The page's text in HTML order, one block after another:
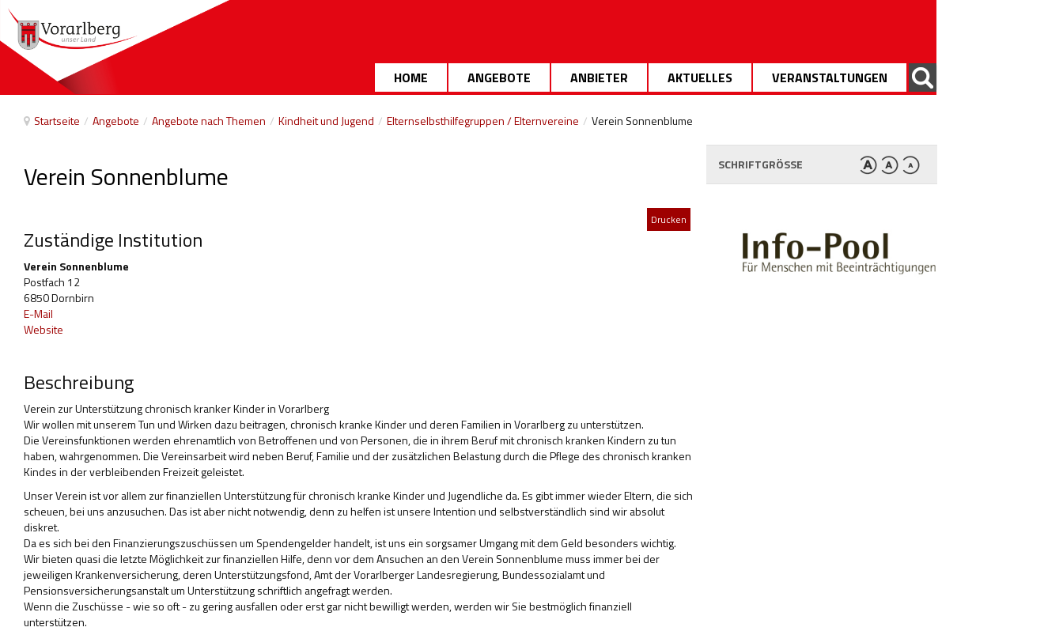
HOME ANGEBOTE ANBIETER AKTUELLES VERANSTALTUNGEN
Startseite / Angebote / Angebote nach Themen / Kindheit und Jugend / Elternselbsthilfegruppen / Elternvereine / Verein Sonnenblume
Verein Sonnenblume
Drucken
Zuständige Institution
Verein Sonnenblume
Postfach 12
6850 Dornbirn
E-Mail
Website
Beschreibung
Verein zur Unterstützung chronisch kranker Kinder in Vorarlberg
Wir wollen mit unserem Tun und Wirken dazu beitragen, chronisch kranke Kinder und deren Familien in Vorarlberg zu unterstützen.
Die Vereinsfunktionen werden ehrenamtlich von Betroffenen und von Personen, die in ihrem Beruf mit chronisch kranken Kindern zu tun
haben, wahrgenommen. Die Vereinsarbeit wird neben Beruf, Familie und der zusätzlichen Belastung durch die Pflege des chronisch kranken
Kindes in der verbleibenden Freizeit geleistet.
Unser Verein ist vor allem zur finanziellen Unterstützung für chronisch kranke Kinder und Jugendliche da. Es gibt immer wieder Eltern, die sich
scheuen, bei uns anzusuchen. Das ist aber nicht notwendig, denn zu helfen ist unsere Intention und selbstverständlich sind wir absolut
diskret.
Da es sich bei den Finanzierungszuschüssen um Spendengelder handelt, ist uns ein sorgsamer Umgang mit dem Geld besonders wichtig.
Wir bieten quasi die letzte Möglichkeit zur finanziellen Hilfe, denn vor dem Ansuchen an den Verein Sonnenblume muss immer bei der
jeweiligen Krankenversicherung, deren Unterstützungsfond, Amt der Vorarlberger Landesregierung, Bundessozialamt und
Pensionsversicherungsanstalt um Unterstützung schriftlich angefragt werden.
Wenn die Zuschüsse - wie so oft - zu gering ausfallen oder erst gar nicht bewilligt werden, werden wir Sie bestmöglich finanziell
unterstützen.
SCHRIFTGRÖSSE